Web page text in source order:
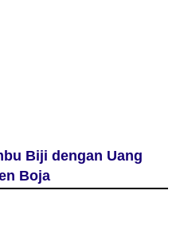
Biji dengan Uang
Boja